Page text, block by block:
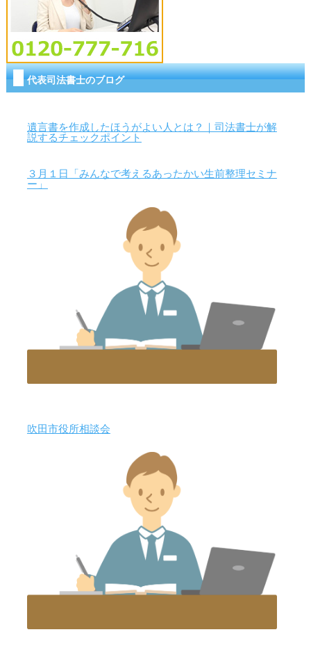
代表司法書士のブログ
遺言書を作成したほうがよい人とは？｜司法書士が解
説するチェックポイント
３月１日「みんなで考えるあったかい生前整理セミナ
ー」
吹田市役所相談会